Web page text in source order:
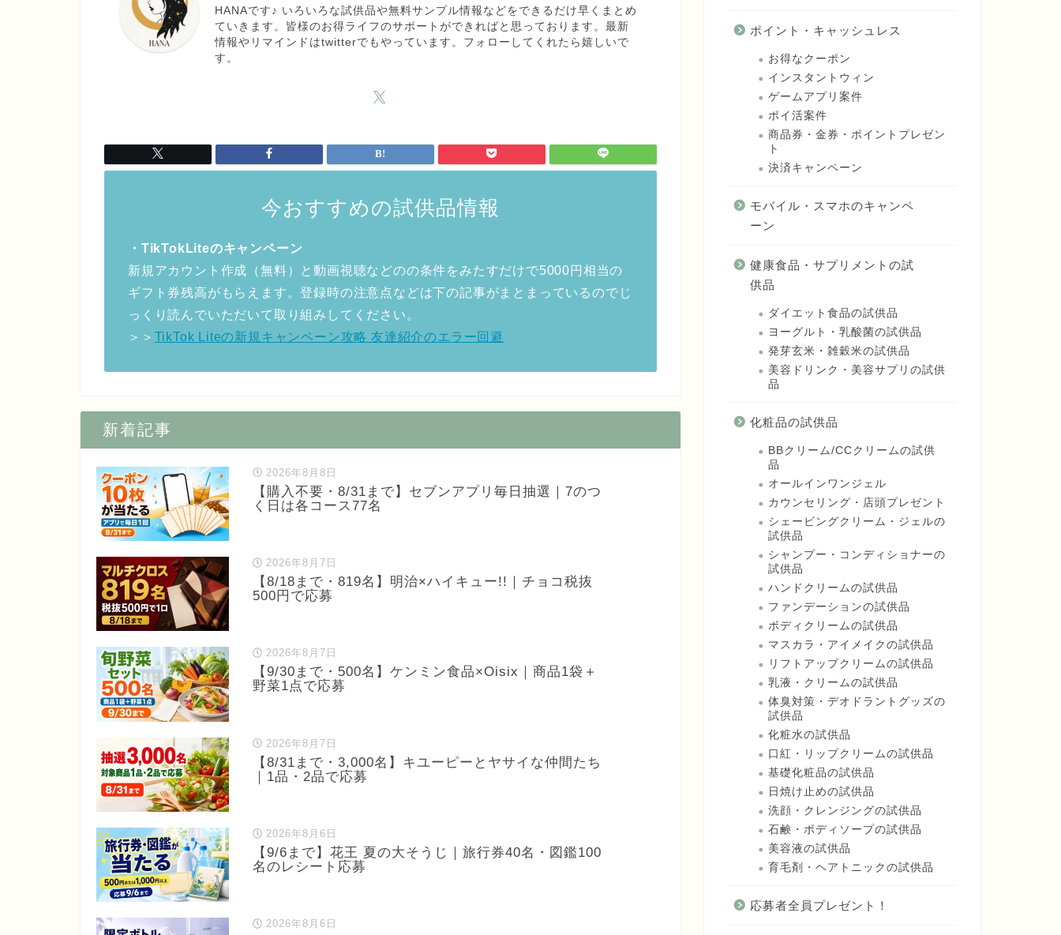
HANAです♪ いろいろな試供品や無料サンプル情報などをできるだけ早くまとめ
ていきます。皆様のお得ライフのサポートができればと思っております。最新
情報やリマインドはtwitterでもやっています。フォローしてくれたら嬉しいで
す。
今おすすめの試供品情報
・TikTokLiteのキャンペーン
新規アカウント作成（無料）と動画視聴などのの条件をみたすだけで5000円相当の
ギフト券残高がもらえます。登録時の注意点などは下の記事がまとまっているのでじ
っくり読んでいただいて取り組みしてください。
＞＞ TikTok Liteの新規キャンペーン攻略 友達紹介のエラー回避
新着記事
2026年8月8日
【購入不要・8/31まで】セブンアプリ毎日抽選｜7のつ
く日は各コース77名
2026年8月7日
【8/18まで・819名】明治×ハイキュー!!｜チョコ税抜
500円で応募
2026年8月7日
【9/30まで・500名】ケンミン食品×Oisix｜商品1袋＋
野菜1点で応募
2026年8月7日
【8/31まで・3,000名】キユーピーとヤサイな仲間たち
｜1品・2品で応募
2026年8月6日
【9/6まで】花王 夏の大そうじ｜旅行券40名・図鑑100
名のレシート応募
2026年8月6日
ポイント・キャッシュレス
お得なクーポン
インスタントウィン
ゲームアプリ案件
ポイ活案件
商品券・金券・ポイントプレゼン
ト
決済キャンペーン
モバイル・スマホのキャンペ
ーン
健康食品・サプリメントの試
供品
ダイエット食品の試供品
ヨーグルト・乳酸菌の試供品
発芽玄米・雑穀米の試供品
美容ドリンク・美容サプリの試供
品
化粧品の試供品
BBクリーム/CCクリームの試供
品
オールインワンジェル
カウンセリング・店頭プレゼント
シェービングクリーム・ジェルの
試供品
シャンプー・コンディショナーの
試供品
ハンドクリームの試供品
ファンデーションの試供品
ボディクリームの試供品
マスカラ・アイメイクの試供品
リフトアップクリームの試供品
乳液・クリームの試供品
体臭対策・デオドラントグッズの
試供品
化粧水の試供品
口紅・リップクリームの試供品
基礎化粧品の試供品
日焼け止めの試供品
洗顔・クレンジングの試供品
石鹸・ボディソープの試供品
美容液の試供品
育毛剤・ヘアトニックの試供品
応募者全員プレゼント！